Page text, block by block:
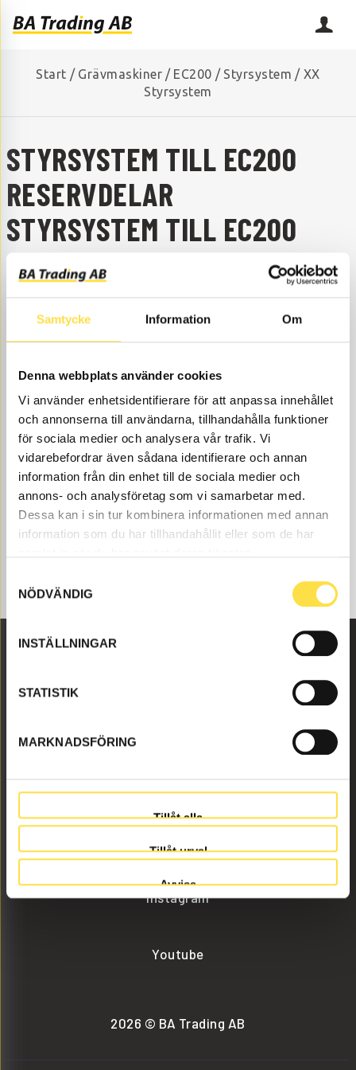
Samtycke Information Om
Denna webbplats använder cookies
Vi använder enhetsidentifierare för att anpassa innehållet
och annonserna till användarna, tillhandahålla funktioner
för sociala medier och analysera vår trafik. Vi
vidarebefordrar även sådana identifierare och annan
information från din enhet till de sociala medier och
annons- och analysföretag som vi samarbetar med.
Dessa kan i sin tur kombinera informationen med annan
information som du har tillhandahållit eller som de har
NÖDVÄNDIG
INSTÄLLNINGAR
STATISTIK
MARKNADSFÖRING
Tillåt alla
Tillåt urval
Avvisa
Start / Grävmaskiner / EC200 / Styrsystem / XX
Styrsystem
STYRSYSTEM TILL EC200
RESERVDELAR
STYRSYSTEM TILL EC200
SAKNAR DU NÅGON RESERVDEL?
+46 (0) 152-32500
info@batrading.se
EC200 finns som nya eller begagnade och varsamt
renoverade delar både som original och icke original. Vi
har styrsystem till alla Volvo Entreprenadmaskiner och
reservdelar som till styrsystem som passar till Volvo
grävmaskin EC200.
info@batrading.se
+46 (0) 152-32500
Instagram
Youtube
2026 © BA Trading AB